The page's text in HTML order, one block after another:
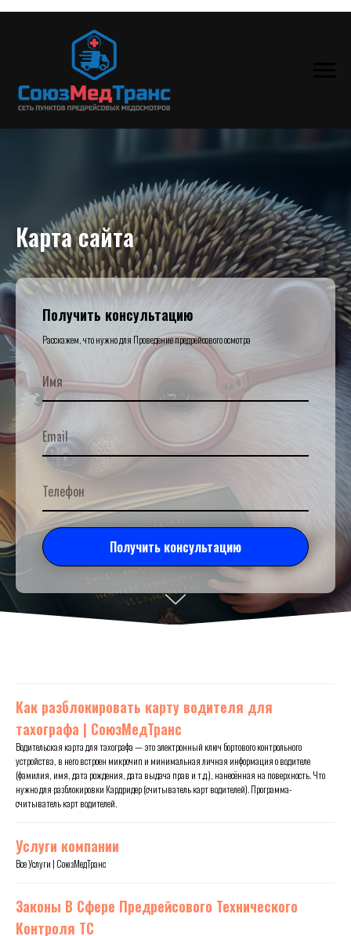
Карта сайта
Получить консультацию
Расскажем, что нужно для Проведение предрейсового осмотра
Получить консультацию
Как разблокировать карту водителя для
тахографа | СоюзМедТранс
Водительская карта для тахографа — это электронный ключ бортового контрольного
устройства, в него встроен микрочип и минимальная личная информация о водителе
(фамилия, имя, дата рождения, дата выдача прав и т.д.), нанесённая на поверхность. Что
нужно для разблокировки Кардридер (считыватель карт водителей). Программа-
считыватель карт водителей.
Услуги компании
Все Услуги | СоюзМедТранс
Законы В Сфере Предрейсового Технического
Контроля ТС